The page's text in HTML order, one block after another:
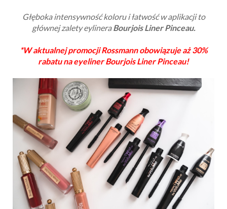
Głęboka intensywność koloru i łatwość w aplikacji to
głównej zalety eylineraBourjoisLiner Pinceau.
*W aktualnej promocji Rossmann obowiązuje aż 30%
rabatu na eyeliner BourjoisLiner Pinceau!